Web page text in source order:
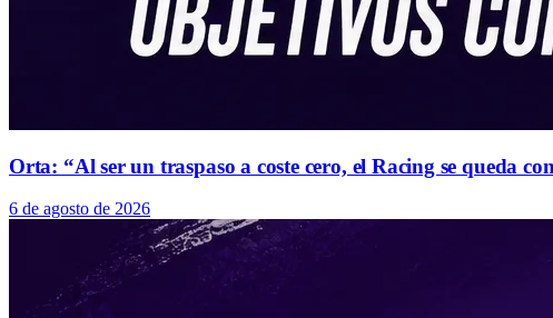
Orta: “Al ser un traspaso a coste cero, el Racing se queda
6 de agosto de 2026